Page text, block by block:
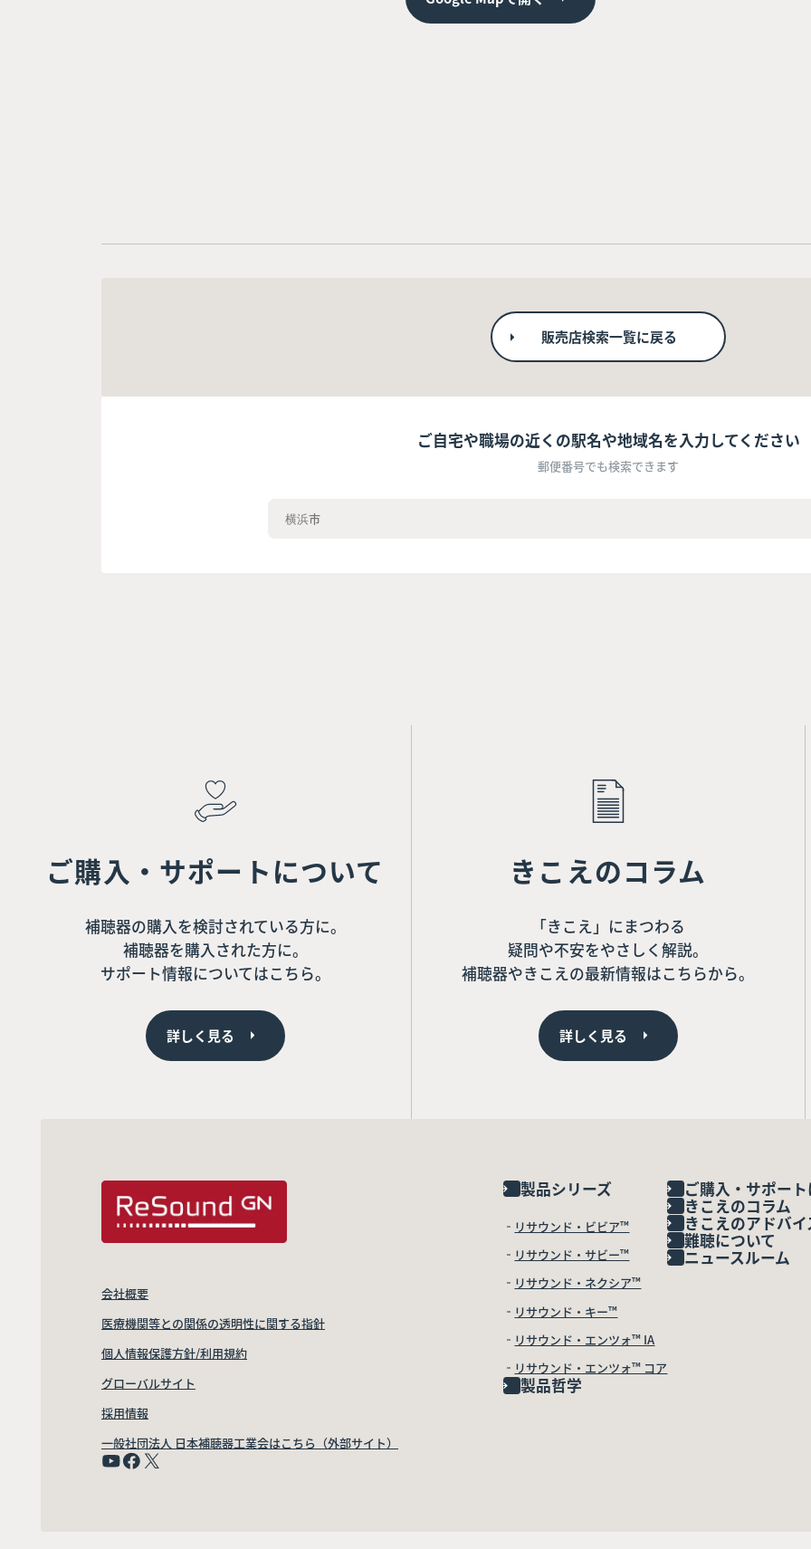
販売店検索一覧に戻る
ご自宅や職場の近くの駅名や地域名を入力してください
郵便番号でも検索できます
ご購入・サポートについて
補聴器の購入を検討されている方に。
補聴器を購入された方に。
サポート情報についてはこちら。
詳しく見る
きこえのコラム
「きこえ」にまつわる
疑問や不安をやさしく解説。
補聴器やきこえの最新情報はこちらから。
詳しく見る
製品シリーズ
リサウンド・ビビア™
リサウンド・サビー™
リサウンド・ネクシア™
リサウンド・キー™
リサウンド・エンツォ™ IA
リサウンド・エンツォ™ コア
製品哲学
ご購入・サポー
きこえのコラム
きこえのアドバイ
難聴について
ニュースルーム
会社概要
医療機関等との関係の透明性に関する指針
個人情報保護方針/利用規約
グローバルサイト
採用情報
一般社団法人 日本補聴器工業会はこちら（外部サイト）